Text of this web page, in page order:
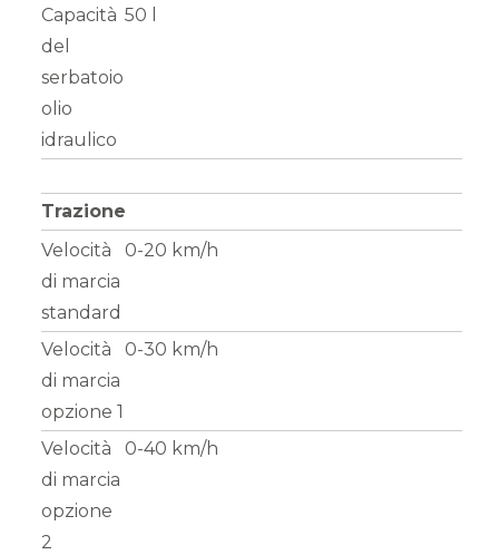
Capacità
del
serbatoio
olio
idraulico
50 l
Trazione
Velocità
di marcia
standard
0-20 km/h
Velocità
di marcia
opzione 1
0-30 km/h
Velocità
di marcia
opzione
2
0-40 km/h